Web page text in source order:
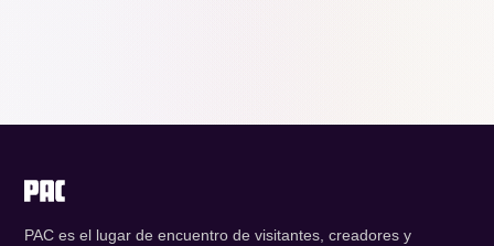
PAC es el lugar de encuentro de visitantes, creadores y